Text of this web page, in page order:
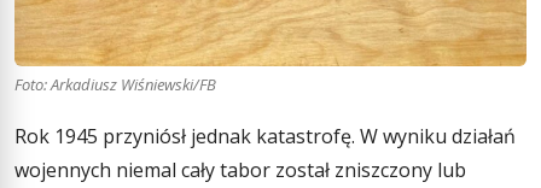
Foto: Arkadiusz Wiśniewski/FB
Rok 1945 przyniósł jednak katastrofę. W wyniku działań
wojennych niemal cały tabor został zniszczony lub